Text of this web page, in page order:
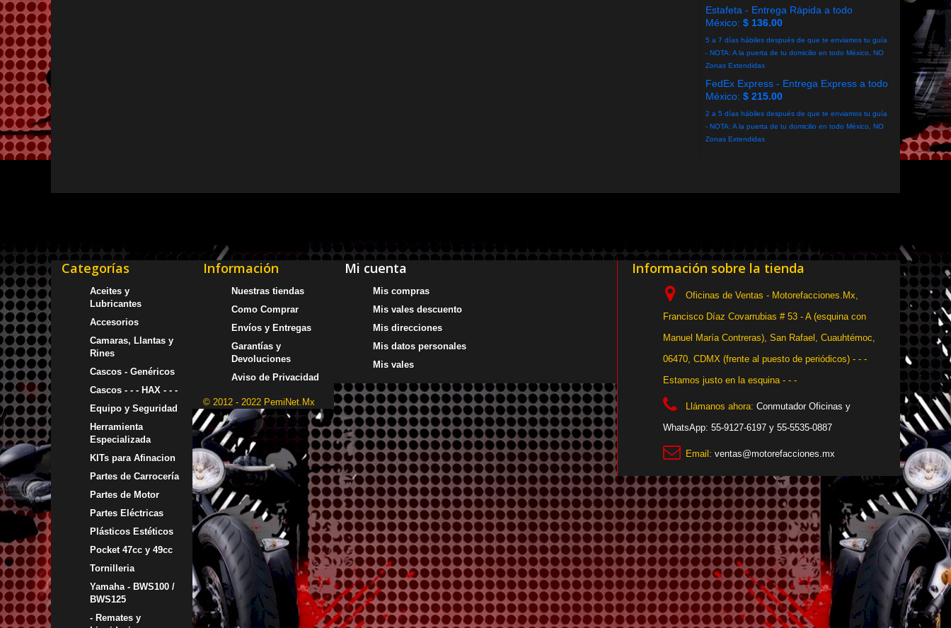
Estafeta - Entrega Rápida a todo
México: $ 136.00
5 a 7 días hábiles después de que te enviamos tu guía
- NOTA: A la puerta de tu domicilio en todo México, NO
Zonas Extendidas
FedEx Express - Entrega Express a todo
México: $ 215.00
2 a 5 días hábiles después de que te enviamos tu guía
- NOTA: A la puerta de tu domicilio en todo México, NO
Zonas Extendidas
Categorías
Aceites y
Lubricantes
Accesorios
Camaras, Llantas y
Rines
Cascos - Genéricos
Cascos - - - HAX - - -
Equipo y Seguridad
Herramienta
Especializada
KITs para Afinacion
Partes de Carrocería
Partes de Motor
Partes Eléctricas
Plásticos Estéticos
Pocket 47cc y 49cc
Tornilleria
Yamaha - BWS100 /
BWS125
- Remates y
Información
Nuestras tiendas
Como Comprar
Envíos y Entregas
Garantías y
Devoluciones
Aviso de Privacidad
© 2012 - 2022 PemiNet.Mx
Mi cuenta
Mis compras
Mis vales descuento
Mis direcciones
Mis datos personales
Mis vales
Información sobre la tienda
Oficinas de Ventas - Motorefacciones.Mx,
Francisco Díaz Covarrubias # 53 - A (esquina con
Manuel María Contreras), San Rafael, Cuauhtémoc,
06470, CDMX (frente al puesto de periódicos) - - -
Estamos justo en la esquina - - -
Llámanos ahora: Conmutador Oficinas y
WhatsApp: 55-9127-6197 y 55-5535-0887
Email: ventas@motorefacciones.mx